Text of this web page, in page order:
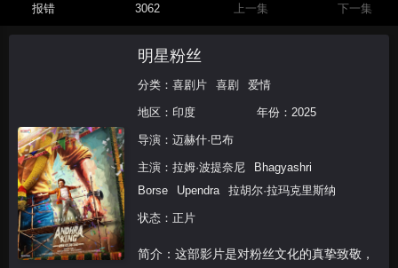
报错 3062 上一集 下一集
明星粉丝
分类： 喜剧片 喜剧 爱情
地区： 印度 年份： 2025
导演： 迈赫什·巴布
主演： 拉姆·波提奈尼
Bhagyashri
Borse
Upendra 拉胡尔·拉玛克里斯纳
状态：正片
简介：这部影片是对粉丝文化的真挚致敬，